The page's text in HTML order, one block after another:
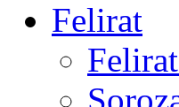
Felirat